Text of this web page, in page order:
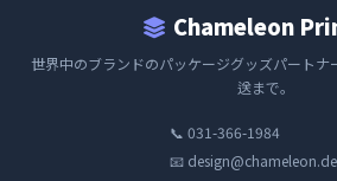
Chameleon
世界中のブランドのパッケージグッズパートナ
送まで。
📞 031-366-1984
📧